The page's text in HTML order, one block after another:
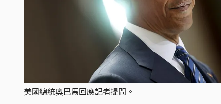
美國總統奧巴馬回應記者提問。